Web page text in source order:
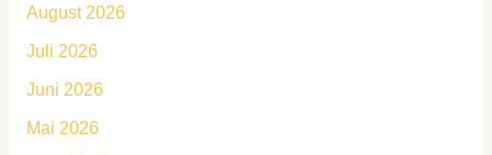
August 2026
Juli 2026
Juni 2026
Mai 2026